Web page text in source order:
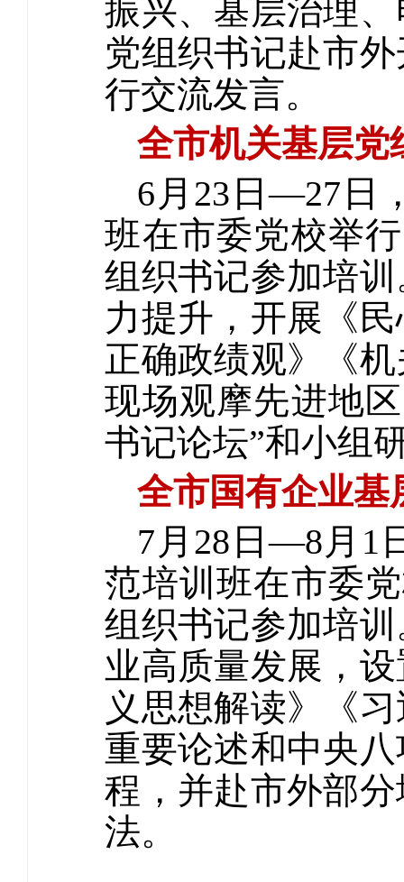
振兴、基层治理
党组织书记赴市
行交流发言。
全市机关基层党
6月23日—27日
班在市委党校举
组织书记参加培
力提升，开展《
正确政绩观》《
现场观摩先进地
书记论坛”和小组
全市国有企业基
7月28日—8月1
范培训班在市委
组织书记参加培
业高质量发展，
义思想解读》《
重要论述和中央
程，并赴市外部
法。